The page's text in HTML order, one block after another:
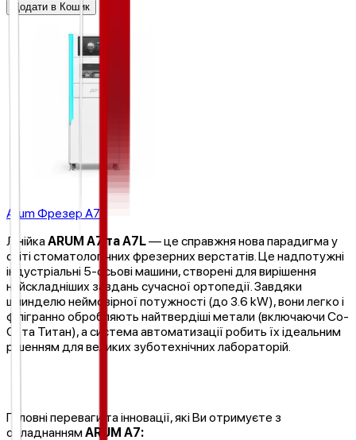
Додати в Кошик
Arum Фрезер A7
ЛінійкаARUM A7 та A7L— це справжня нова парадигма у
світі стоматологічних фрезерних верстатів. Це надпотужні
індустріальні 5-осьові машини, створені для вирішення
найскладніших завдань сучасної ортопедії. Завдяки
шпинделю неймовірної потужності (до 3.6 kW), вони легко і
філігранно обробляють найтвердіші метали (включаючи Co-
Cr та Титан), а система автоматизації робить їх ідеальним
рішенням для великих зуботехнічних лабораторій.
Головні переваги та інновації, які Ви отримуєте з
обладнаннямARUM A7: